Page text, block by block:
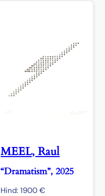
MEEL, Raul
“Dramatism”, 2025
Hind:1900€